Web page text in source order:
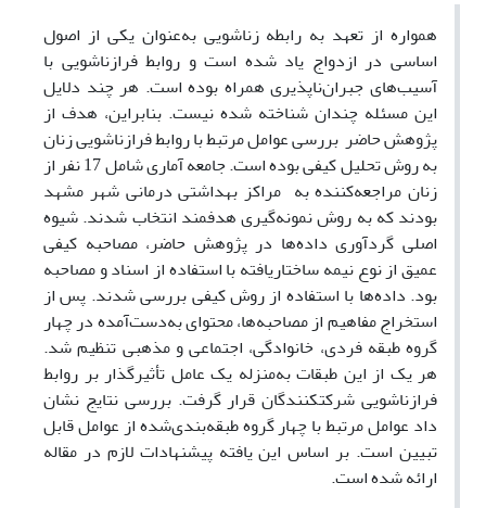
همواره از تعهد به رابطه زناشویی به‌عنوان یکی از اصول
اساسی در ازدواج یاد شده است و روابط فرا­زناشویی با
آسیب‌های جبران‌ناپذیری همراه بوده است. هر چند دلایل
این مسئله چندان شناخته ‌­شده نیست. بنابراین، هدف از
پژوهش حاضر بررسی عوامل مرتبط با روابط فرا­زناشویی زنان
به روش تحلیل کیفی بوده است. جامعه آماری شامل 17 نفر از
زنان مراجعه‌کننده به مراکز بهداشتی درمانی شهر مشهد
بودند که به روش نمونه‌گیری هدفمند انتخاب شدند. شیوه
اصلی گردآوری داده‌ها در پژوهش حاضر، مصاحبه کیفی
عمیق از نوع نیمه ساختار­یافته با استفاده از اسناد و مصاحبه
بود. داده‌ها با استفاده از روش کیفی بررسی شدند. پس از
استخراج مفاهیم از مصاحبه‌ها، محتوای به‌دست‌آمده در چهار
گروه طبقه فردی، خانوادگی، اجتماعی و مذهبی تنظیم شد.
هر یک از این طبقات به‌منزله یک عامل تأثیرگذار بر روابط
فرا­زناشویی شرکت­کنندگان قرار گرفت. بررسی نتایج نشان
‌داد عوامل مرتبط با چهار گروه طبقه‌بندی‌شده از عوامل قابل
تبیین است. بر اساس این یافته پیشنهادات لازم در مقاله
ارائه‌ شده است.